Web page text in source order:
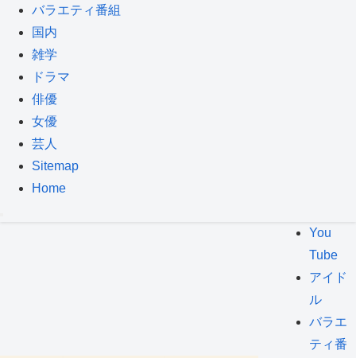
バラエティ番組
国内
雑学
ドラマ
俳優
女優
芸人
Sitemap
Home
You
Tube
アイド
ル
バラエ
ティ番